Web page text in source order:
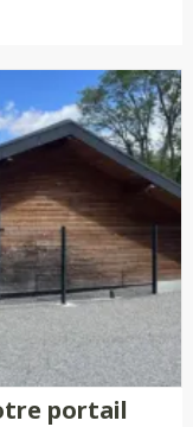
portail